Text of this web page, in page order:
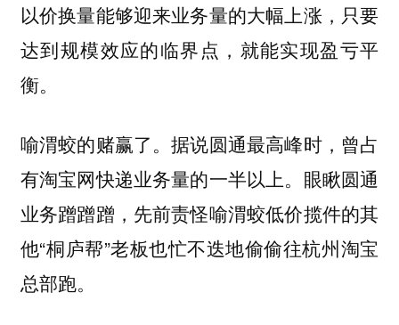
以价换量能够迎来业务量的大幅上涨，只要
达到规模效应的临界点，就能实现盈亏平
衡。
喻渭蛟的赌赢了。据说圆通最高峰时，曾占
有淘宝网快递业务量的一半以上。眼瞅圆通
业务蹭蹭蹭，先前责怪喻渭蛟低价揽件的其
他“桐庐帮”老板也忙不迭地偷偷往杭州淘宝
总部跑。